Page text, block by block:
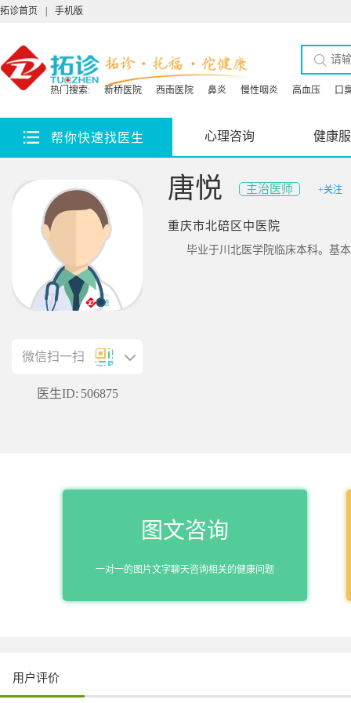
拓诊首页 手机版
热门搜索: 新桥医院 西南医院 鼻炎 慢性咽炎 高血压 口
帮你快速找医生 心理咨询 健康
微信扫一扫
医生ID: 506875
唐悦 主治医师 +关注
重庆市北碚区中医院
毕业于川北医学院临床本科。基
图文咨询
一对一的图片文字聊天咨询相关的健康问题
用户评价